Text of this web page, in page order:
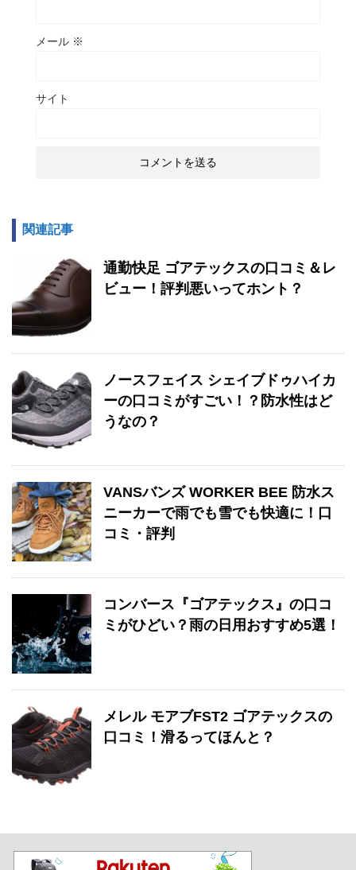
メール ※
サイト
関連記事
通勤快足 ゴアテックスの口コミ＆レ
ビュー！評判悪いってホント？
ノースフェイス シェイブドゥハイカ
ーの口コミがすごい！？防水性はど
うなの？
VANSバンズ WORKER BEE 防水ス
ニーカーで雨でも雪でも快適に！口
コミ・評判
コンバース『ゴアテックス』の口コ
ミがひどい？雨の日用おすすめ5選！
メレル モアブFST2 ゴアテックスの
口コミ！滑るってほんと？